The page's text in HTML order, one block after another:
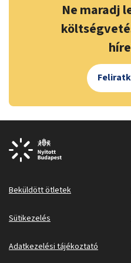
Ne maradj
Beküldött ötletek
Sütikezelés
Adatkezelési tájékoztató